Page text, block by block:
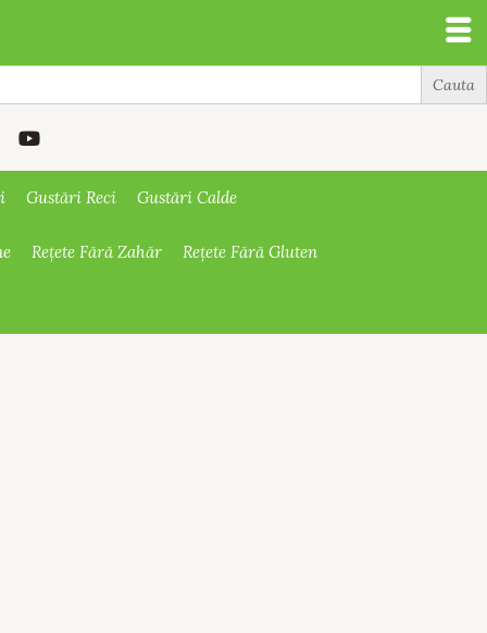
Gustări Reci Gustări Calde
Rețete Fără Zahăr Rețete Fără Gluten